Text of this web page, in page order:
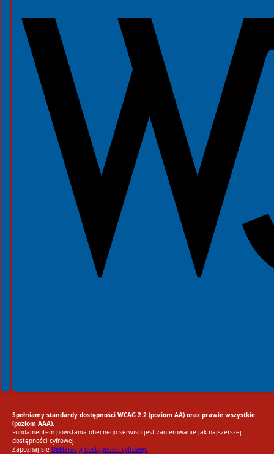
Spełniamy standardy dostępności WCAG 2.2 (poziom AA) oraz prawie wszystkie
(poziom AAA).
Fundamentem powstania obecnego serwisu jest zaoferowanie jak najszerszej
dostępności cyfrowej.
Zapoznaj się Deklaracją dostępności cyfrowej.